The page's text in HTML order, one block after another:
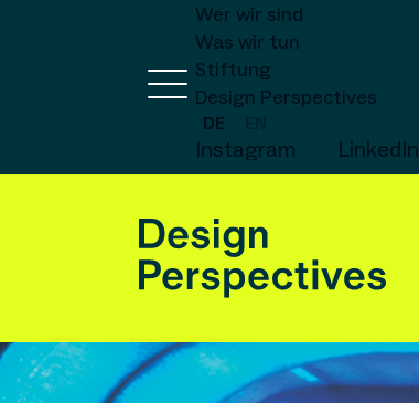
Wer wir sind
Was wir tun
Stiftung
Design Perspectives
DE
Instagram LinkedIn